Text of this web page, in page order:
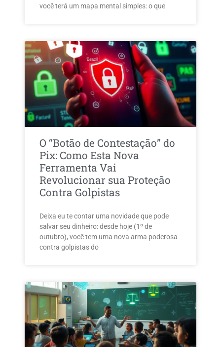
você terá um mapa mental simples: o que
O “Botão de Contestação” do
Pix: Como Esta Nova
Ferramenta Vai
Revolucionar sua Proteção
Contra Golpistas
Deixa eu te contar uma novidade que pode
salvar seu dinheiro: desde hoje (1º de
outubro), você tem uma nova arma poderosa
contra golpistas do